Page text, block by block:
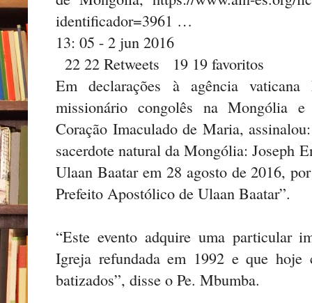
identificador=3961 …
13: 05 - 2 jun 2016
22 22 Retweets 19 19 favoritos
Em declarações à agência
missionário congolês na Mongólia
Coração Imaculado de Maria,
sacerdote natural da Mongólia: Joseph
Ulaan Baatar em 28 agosto de 2016,
Prefeito Apostólico de Ulaan Baatar”.
“Este evento adquire uma particular
Igreja refundada em 1992 e que
batizados”, disse o Pe. Mbumba.